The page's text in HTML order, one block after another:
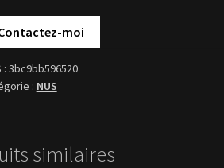
3bc9bb596520
NUS
similaires